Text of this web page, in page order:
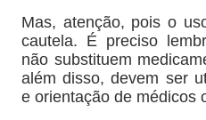
Mas, atenção, pois o
cautela. É preciso
não substituem
além disso, devem ser
e orientação de médicos